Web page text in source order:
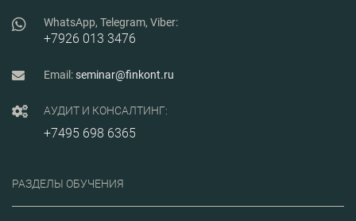
WhatsApp, Telegram, Viber:
+7926 013 3476
Email:seminar@finkont.ru
АУДИТ И КОНСАЛТИНГ:
+7495 698 6365
РАЗДЕЛЫ ОБУЧЕНИЯ